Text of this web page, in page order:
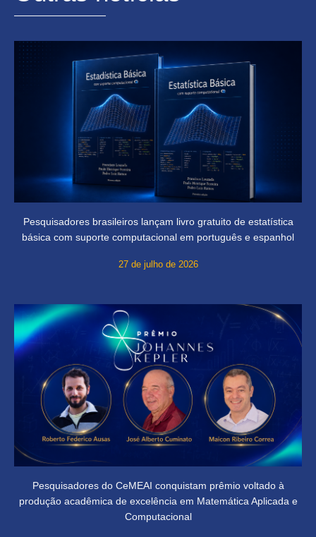
Pesquisadores brasileiros lançam livro gratuito de estatística
básica com suporte computacional em português e espanhol
27 de julho de 2026
Pesquisadores do CeMEAI conquistam prêmio voltado à
produção acadêmica de excelência em Matemática Aplicada e
Computacional